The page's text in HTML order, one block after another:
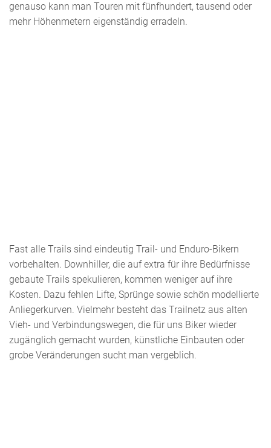
genauso kann man Touren mit fünfhundert, tausend oder
mehr Höhenmetern eigenständig erradeln.
Fast alle Trails sind eindeutig Trail- und Enduro-Bikern
vorbehalten. Downhiller, die auf extra für ihre Bedürfnisse
gebaute Trails spekulieren, kommen weniger auf ihre
Kosten. Dazu fehlen Lifte, Sprünge sowie schön modellierte
Anliegerkurven. Vielmehr besteht das Trailnetz aus alten
Vieh- und Verbindungswegen, die für uns Biker wieder
zugänglich gemacht wurden, künstliche Einbauten oder
grobe Veränderungen sucht man vergeblich.